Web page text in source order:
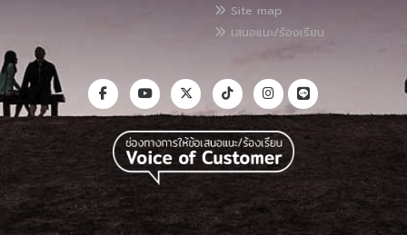
Site map
เสนอแนะ/ร้องเรียน